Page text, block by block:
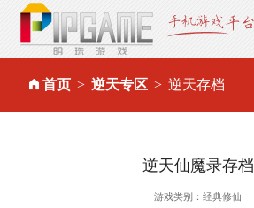
首页 逆天专区 逆天存档
逆天仙魔录存档
游戏类别：经典修仙